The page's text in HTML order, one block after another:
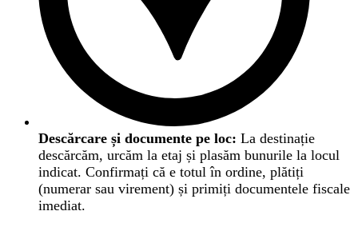
Descărcare și documente pe loc: La destinație
descărcăm, urcăm la etaj și plasăm bunurile la locul
indicat. Confirmați că e totul în ordine, plătiți
(numerar sau virement) și primiți documentele fiscale
imediat.